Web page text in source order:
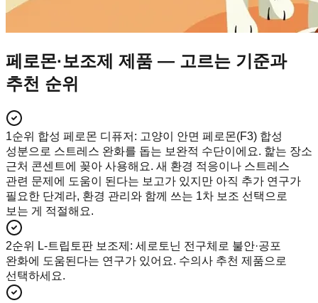
페로몬·보조제 제품 — 고르는 기준과
추천 순위
1순위 합성 페로몬 디퓨저 : 고양이 안면 페로몬(F3) 합성
성분으로 스트레스 완화를 돕는 보완적 수단이에요. 핥는 장소
근처 콘센트에 꽂아 사용해요. 새 환경 적응이나 스트레스
관련 문제에 도움이 된다는 보고가 있지만 아직 추가 연구가
필요한 단계라, 환경 관리와 함께 쓰는 1차 보조 선택으로
보는 게 적절해요.
2순위 L-트립토판 보조제 : 세로토닌 전구체로 불안·공포
완화에 도움된다는 연구가 있어요. 수의사 추천 제품으로
선택하세요.